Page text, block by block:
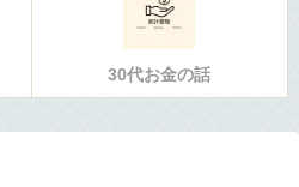
30代お金の話